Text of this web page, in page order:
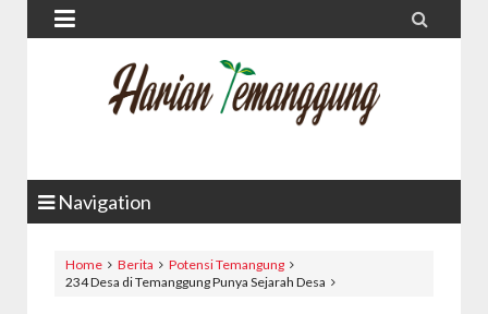
 
Navigation
Home Berita
Potensi Temangung
234 Desa di Temanggung Punya Sejarah Desa